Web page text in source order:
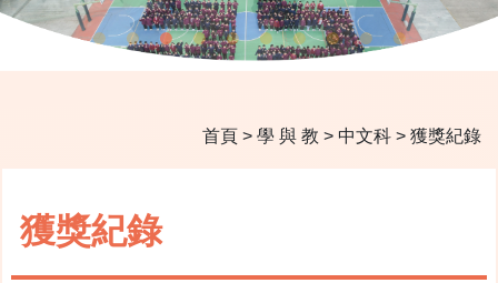
首頁 > 學 與 教 > 中文科 > 獲獎紀錄
獲獎紀錄